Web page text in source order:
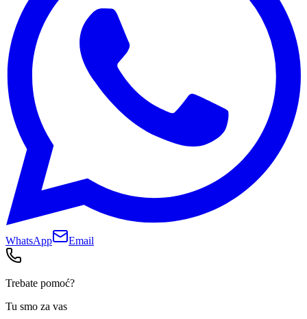
WhatsApp Email
Trebate pomoć?
Tu smo za vas